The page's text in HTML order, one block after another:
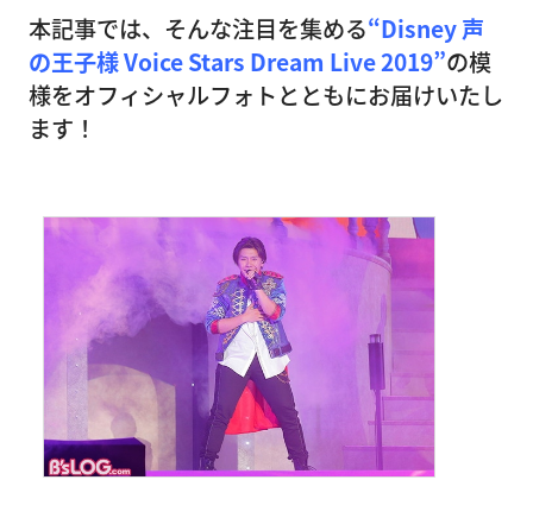
本記事では、そんな注目を集める“Disney 声
の王子様 Voice Stars Dream Live 2019”の模
様をオフィシャルフォトとともにお届けいたし
ます！